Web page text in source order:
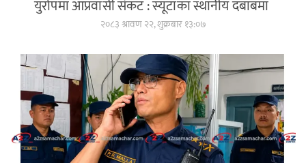
युरोपमा आप्रवासी संकट : स्यूटाका स्थानीय दबाबमा
२०८३ श्रावण २२, शुक्रबार १३:०७